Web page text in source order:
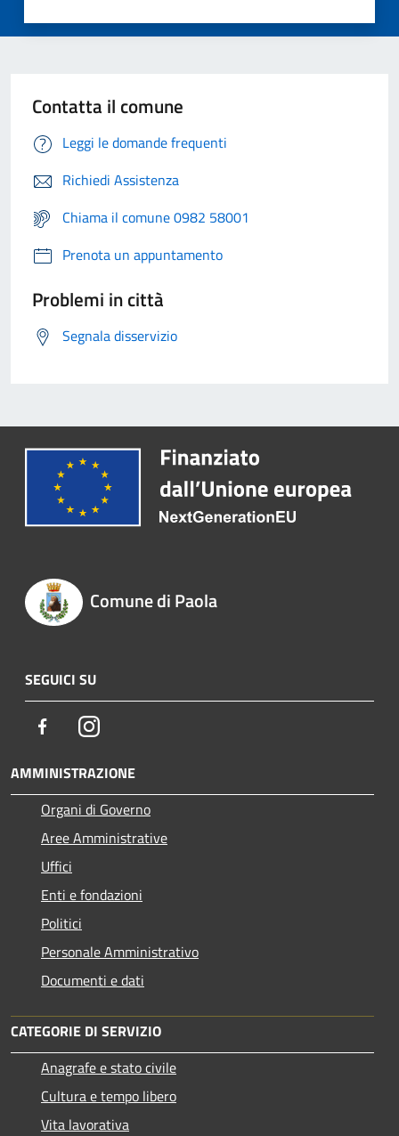
Contatta il comune
Leggi le domande frequenti
Richiedi Assistenza
Chiama il comune 0982 58001
Prenota un appuntamento
Problemi in città
Segnala disservizio
Comune di Paola
SEGUICI SU
FacebookInstagram
AMMINISTRAZIONE
Organi di Governo
Aree Amministrative
Uffici
Enti e fondazioni
Politici
Personale Amministrativo
Documenti e dati
CATEGORIE DI SERVIZIO
Anagrafe e stato civile
Cultura e tempo libero
Vita lavorativa